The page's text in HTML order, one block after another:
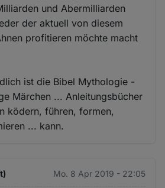
und Abermilliarden
der aktuell von diesem
profitieren möchte macht
ist die Bibel Mythologie -
Märchen ... Anleitungsbücher
ködern, führen, formen,
... kann.
Mo. 8 Apr 2019 - 22:05